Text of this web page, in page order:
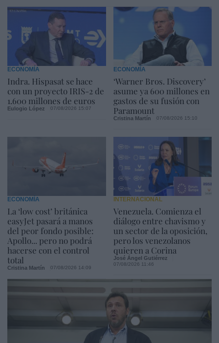
Indra. Hispasat se hace
con un proyecto IRIS-2 de
1.600 millones de euros
ECONOMÍA
Eulogio López 07/08/2026 15:07
‘Warner Bros. Discovery’
asume ya 600 millones en
gastos de su fusión con
Paramount
ECONOMÍA
Cristina Martín 07/08/2026 15:10
La ‘low cost’ británica
easyJet pasará a manos
del peor fondo posible:
Apollo... pero no podrá
hacerse con el control
total
ECONOMÍA
Cristina Martín 07/08/2026 14:09
Venezuela. Comienza el
diálogo entre chavismo y
un sector de la oposición,
pero los venezolanos
quieren a Corina
INTERNACIONAL
José Ángel Gutiérrez
07/08/2026 11:46